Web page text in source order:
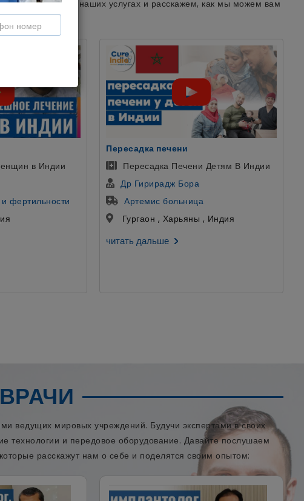
пациентов о наших услугах и расскажем, как мы можем вам
Детям В Индии
, Индия
уретропластика
Пациент из Узбекистана
Доктор Гаутам Банга
больница SCI
Дели , Дели , Индия
читать дальше
ведущих мировых учреждений. Будучи экспертами в своих
технологии и передовое оборудование. Давайте послушаем
расскажут нам о себе и поделятся своим опытом: